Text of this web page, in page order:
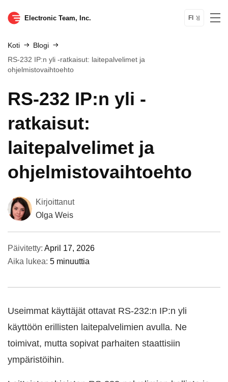
Electronic Team, Inc. FI
Koti
Blogi
RS-232 IP:n yli -ratkaisut: laitepalvelimet ja
ohjelmistovaihtoehto
RS-232 IP:n yli -
ratkaisut:
laitepalvelimet ja
ohjelmistovaihtoehto
Kirjoittanut
Olga Weis
Päivitetty: April 17, 2026
Aika lukea: 5 minuuttia
Useimmat käyttäjät ottavat RS-232:n IP:n yli
käyttöön erillisten laitepalvelimien avulla. Ne
toimivat, mutta sopivat parhaiten staattisiin
ympäristöihin.